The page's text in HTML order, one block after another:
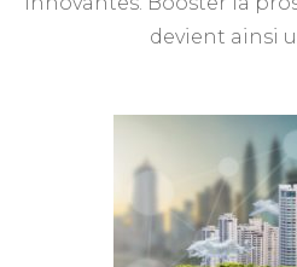
devient ainsi